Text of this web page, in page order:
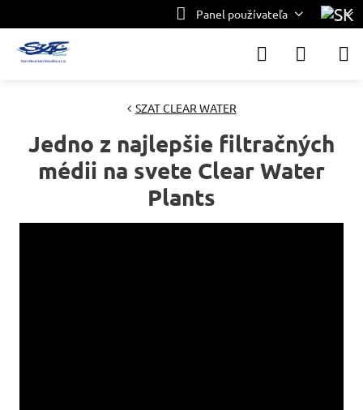
Panel používateľa
SZAT CLEAR WATER
Jedno z najlepšie filtračných
médii na svete Clear Water
Plants